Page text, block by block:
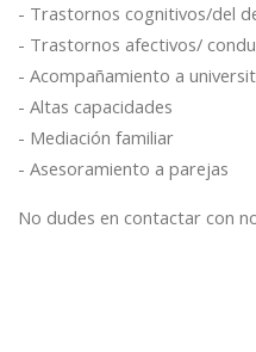
- Trastornos cognitivos/del
- Trastornos afectivos/
- Acompañamiento a
- Altas capacidades
- Mediación familiar
- Asesoramiento a parejas
No dudes en contactar con